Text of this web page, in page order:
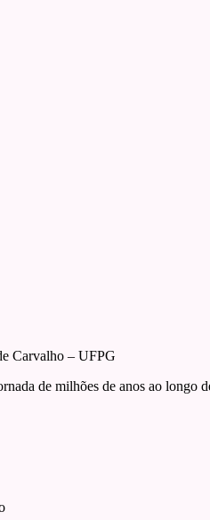
Carvalho – UFPG
de milhões de anos ao longo